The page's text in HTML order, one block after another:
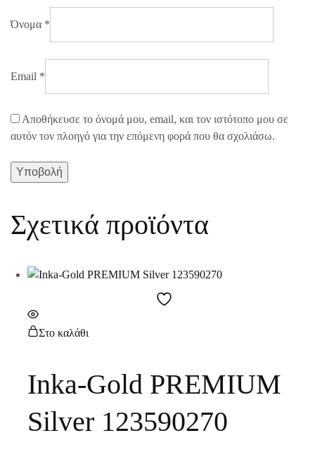
Όνομα *
Email *
Αποθήκευσε το όνομά μου, email, και τον ιστότοπο μου σε
αυτόν τον πλοηγό για την επόμενη φορά που θα σχολιάσω.
Σχετικά προϊόντα
Στο καλάθι
Inka-Gold PREMIUM
Silver 123590270